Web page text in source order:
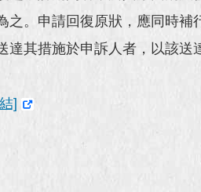
。申請回復原狀，應同時補
其措施於申訴人者，以該送
]